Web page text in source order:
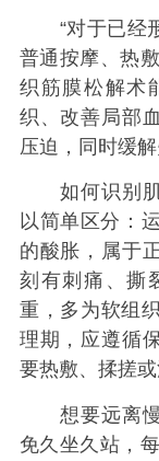
“对于已经形
普通按摩、热
织筋膜松解术
织、改善局部
压迫，同时缓
如何识别肌
以简单区分：
的酸胀，属于
刻有刺痛、撕
重，多为软组
理期，应遵循
要热敷、揉搓或
想要远离慢
免久坐久站，